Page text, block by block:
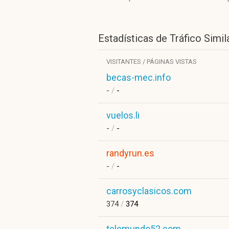
Estadísticas de Tráfico
VISITANTES / PÁGINAS VISTAS
becas-mec.info
- / -
vuelos.li
- / -
randyrun.es
- / -
carrosyclasicos.com
374/ 374